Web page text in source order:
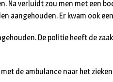
Na verluidt zou men met een
aangehouden. Er kwam ook
De politie heeft de
de ambulance naar het